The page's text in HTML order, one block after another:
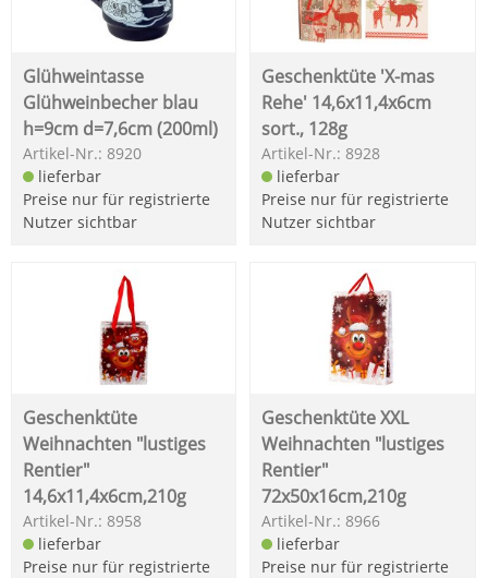
Glühweintasse
Glühweinbecher blau
h=9cm d=7,6cm (200ml)
Artikel-Nr.: 8920
lieferbar
Preise nur für registrierte
Nutzer sichtbar
Geschenktüte 'X-mas
Rehe' 14,6x11,4x6cm
sort., 128g
Artikel-Nr.: 8928
lieferbar
Preise nur für registrierte
Nutzer sichtbar
Geschenktüte
Weihnachten "lustiges
Rentier"
14,6x11,4x6cm,210g
Artikel-Nr.: 8958
lieferbar
Preise nur für registrierte
Geschenktüte XXL
Weihnachten "lustiges
Rentier"
72x50x16cm,210g
Artikel-Nr.: 8966
lieferbar
Preise nur für registrierte